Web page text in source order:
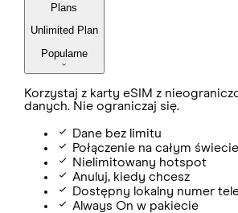
Plans
Unlimited Plan
Popularne
Korzystaj z karty eSIM z
danych. Nie ograniczaj się.
Dane bez limitu
Połączenie na całym świecie
Nielimitowany hotspot
Anuluj, kiedy chcesz
Dostępny lokalny numer
Always On w pakiecie